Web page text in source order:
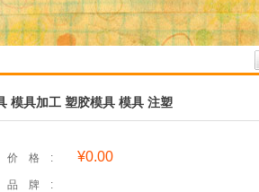
模具加工 塑胶模具 模具 注塑
价格: ¥0.00
品牌: